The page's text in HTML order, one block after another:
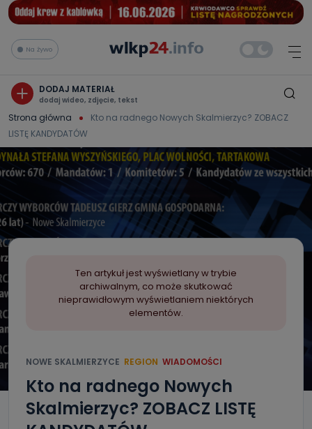
Na żywo
DODAJ MATERIAŁ
dodaj wideo, zdjęcie, tekst
Strona główna
Kto na radnego Nowych Skalmierzyc? ZOBACZ
LISTĘ KANDYDATÓW
Ten artykuł jest wyświetlany w trybie
archiwalnym, co może skutkować
nieprawidłowym wyświetlaniem niektórych
elementów.
NOWE SKALMIERZYCE REGION WIADOMOŚCI
Kto na radnego Nowych
Skalmierzyc? ZOBACZ LISTĘ